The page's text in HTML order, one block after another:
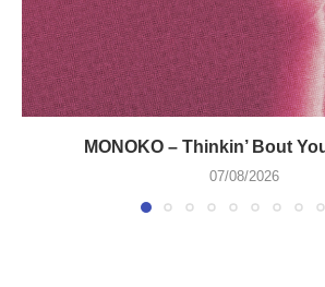
MONOKO – Thinkin’ Bout
07/08/2026